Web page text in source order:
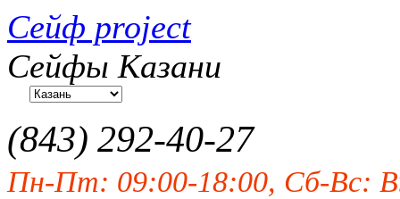
Сейф project
Сейфы Казани
(843) 292-40-27
Пн-Пт: 09:00-18:00, Сб-Вс: